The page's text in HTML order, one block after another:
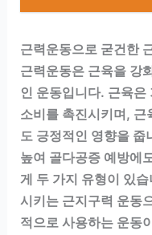
근력운동으로 굳건한
근력운동은 근육을 강
인 운동입니다. 근육은
소비를 촉진시키며, 근
도 긍정적인 영향을 줍
높여 골다공증 예방에
게 두 가지 유형이 있
시키는 근지구력 운동
적으로 사용하는 운동